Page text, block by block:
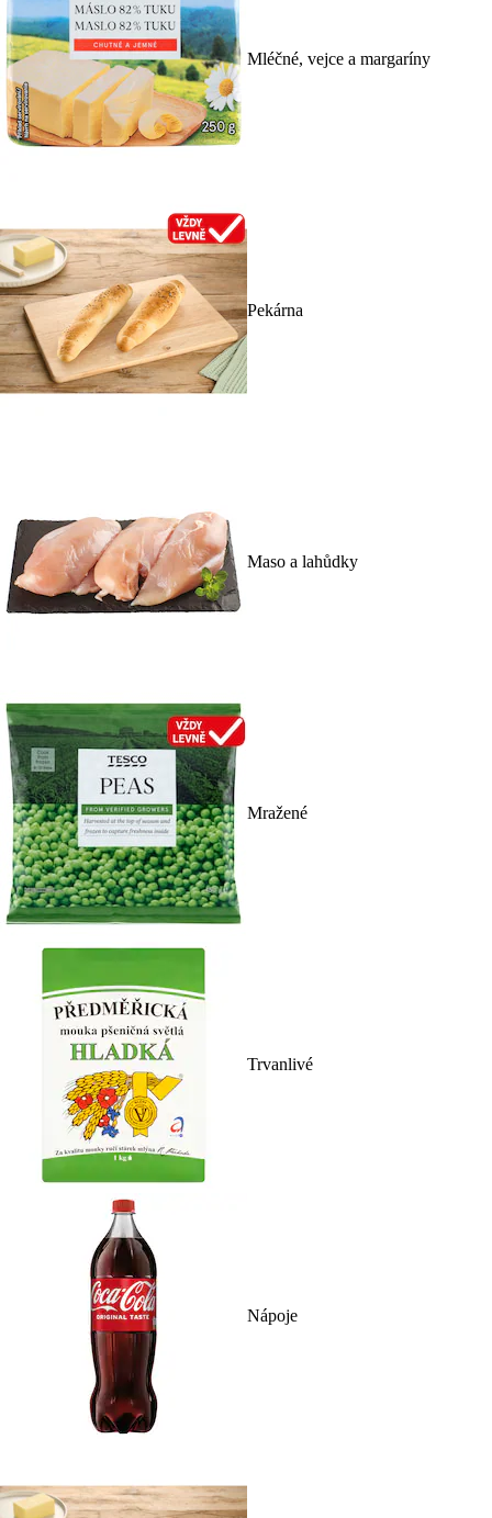
Mléčné, vejce a margaríny
Pekárna
Maso a lahůdky
Mražené
Trvanlivé
Nápoje